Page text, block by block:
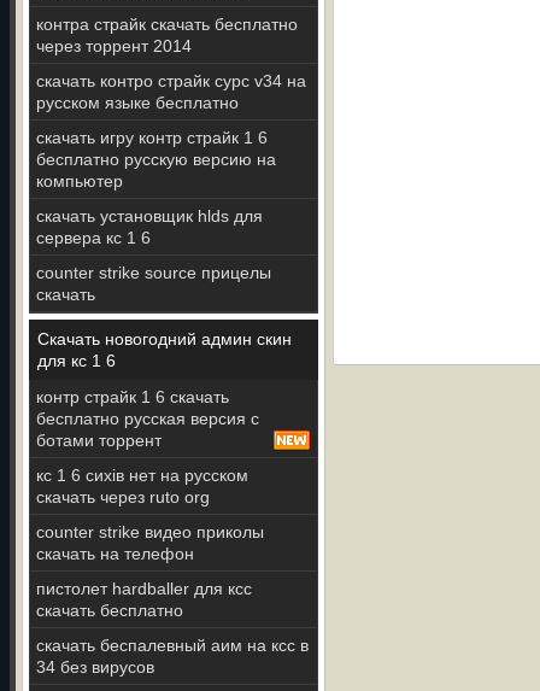
контра страйк скачать бесплатно
через торрент 2014
скачать контро страйк сурс v34 на
русском языке бесплатно
скачать игру контр страйк 1 6
бесплатно русскую версию на
компьютер
скачать установщик hlds для
сервера кс 1 6
counter strike source прицелы
скачать
Скачать новогодний админ скин
для кс 1 6
контр страйк 1 6 скачать
бесплатно русская версия с
ботами торрент
кс 1 6 сихів нет на русском
скачать через ruto org
counter strike видео приколы
скачать на телефон
пистолет hardballer для ксс
скачать бесплатно
скачать беспалевный аим на ксс в
34 без вирусов